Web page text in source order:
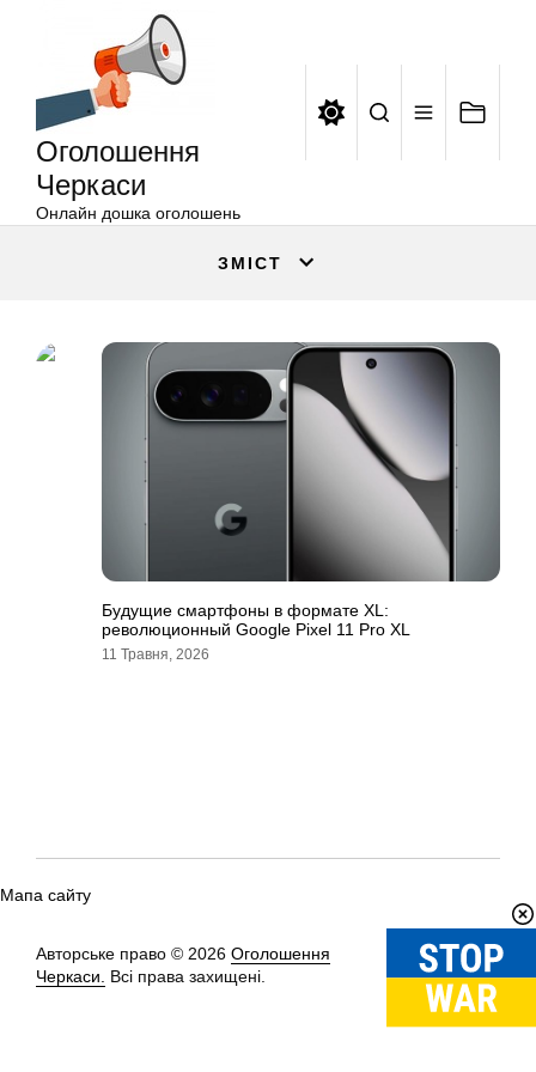
Оголошення
Черкаси
Онлайн дошка оголошень
ЗМІСТ
Будущие смартфоны в формате XL:
революционный Google Pixel 11 Pro XL
11 Травня, 2026
Мапа сайту
Авторське право © 2026 Оголошення
Черкаси.
Всі права захищені.
Вгору↑